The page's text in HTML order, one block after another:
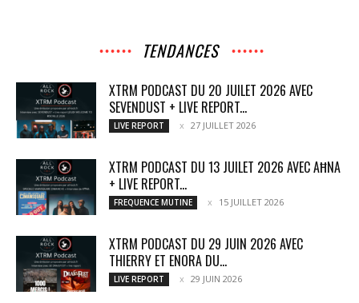
TENDANCES
XTRM PODCAST DU 20 JUILET 2026 AVEC
SEVENDUST + LIVE REPORT...
LIVE REPORT 27 JUILLET 2026
XTRM PODCAST DU 13 JUILET 2026 AVEC AĦNA
+ LIVE REPORT...
FREQUENCE MUTINE 15 JUILLET 2026
XTRM PODCAST DU 29 JUIN 2026 AVEC
THIERRY ET ENORA DU...
LIVE REPORT 29 JUIN 2026